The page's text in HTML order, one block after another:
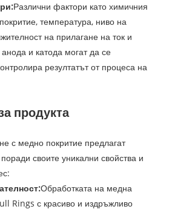
Различни фактори като химичния
температура, ниво на
на прилагане на ток и
и катода могат да се
резултатът от процеса на
продукта
с медно покритие предлагат
своите уникални свойства и
Обработката на медна
Rings с красиво и издръжливо